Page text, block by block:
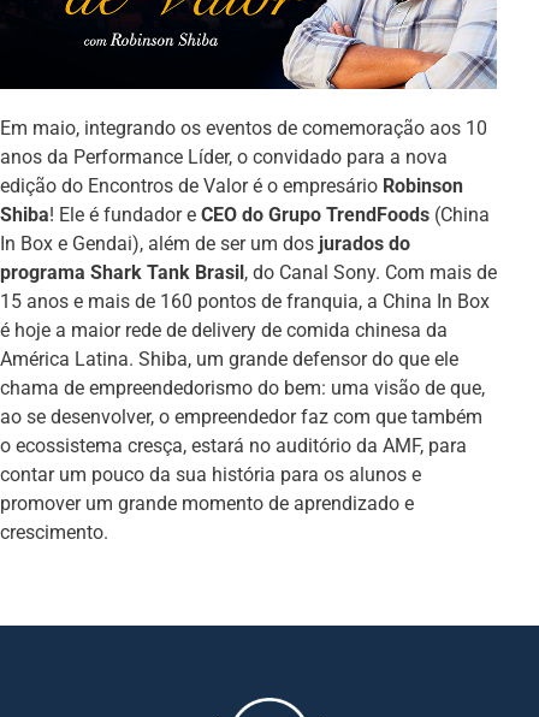
Em maio, integrando os eventos de comemoração aos 10
anos da Performance Líder, o convidado para a nova
edição do Encontros de Valor é o empresário Robinson
Shiba! Ele é fundador e CEO do Grupo TrendFoods (China
In Box e Gendai), além de ser um dos jurados do
programa Shark Tank Brasil, do Canal Sony. Com mais de
15 anos e mais de 160 pontos de franquia, a China In Box
é hoje a maior rede de delivery de comida chinesa da
América Latina. Shiba, um grande defensor do que ele
chama de empreendedorismo do bem: uma visão de que,
ao se desenvolver, o empreendedor faz com que também
o ecossistema cresça, estará no auditório da AMF, para
contar um pouco da sua história para os alunos e
promover um grande momento de aprendizado e
crescimento.